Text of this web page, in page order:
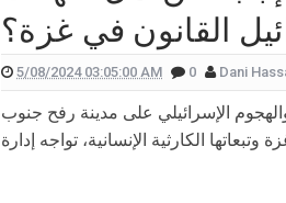
علّقت هيفا وهبي على تفجير "البيجر"؟
يورغو شلهوب تنتشر تعرفوا إليها
التي تعمل فيها هذا ما قالته (صورة)
"أميركا غوت تالنت" فمن هي؟ (صورة)
القانون في غزة؟
5/08/2024 03:05:00 AM 0 Dani
الإسرائيلي على مدينة رفح جنوب
وتبعاتها الكارثية الإنسانية، تواجه إدارة